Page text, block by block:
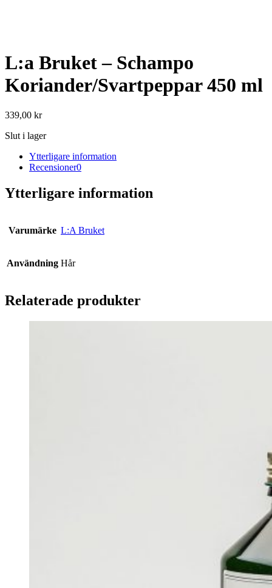
L:a Bruket – Schampo
Koriander/Svartpeppar 450 ml
339,00 kr
Slut i lager
Ytterligare information
Recensioner0
Ytterligare information
Varumärke L:A Bruket
Användning Hår
Relaterade produkter